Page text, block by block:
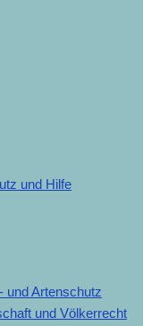
und Hilfe
und Artenschutz
und Völkerrecht